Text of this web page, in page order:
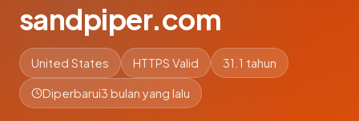
sandpiper.com
United States HTTPS Valid 31.1 tahun
Diperbarui3 bulan yang lalu